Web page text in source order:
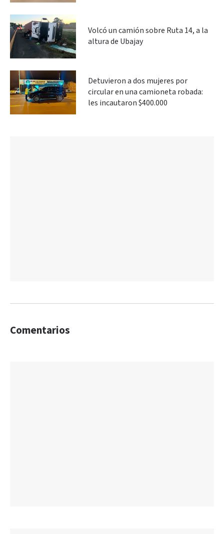
Volcó un camión sobre Ruta 14, a la
altura de Ubajay
Detuvieron a dos mujeres por
circular en una camioneta robada:
les incautaron $400.000
Comentarios